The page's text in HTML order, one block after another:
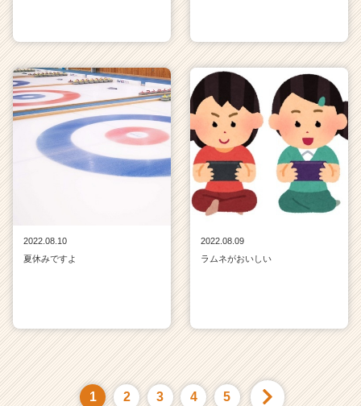
2022.08.10
夏休みですよ
2022.08.09
ラムネがおいしい
1 2 3 4 5